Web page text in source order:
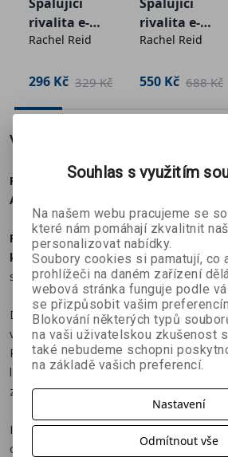
Audiokniha obsahuje explicitní
čtenářům mladším osmnácti let.
O autorovi:
rivalita e-
kniha
Rachel Reid
296 Kč 329 Kč
rivalita e-
kniha +
e-kniha
Rachel Reid
550 Kč 688 Kč
Více o knize
Pojdmě znovu rozpálit sluchátka s
Audiokniha k Dlouhé hře je tady!
Pokračování Spalující rivality – jiskřivá
kterou nebudete chtít odložit!
skutečnosti jsou pro sebe vším.
Deset let. Tak dlouho se Shane Hollander
vídají. Deset let se skrývají před rodinou,
Pokud chce Shane zůstat na vrcholu,
láska vyšla najevo. Miluje Ilju, ale co kdyby
zničila?
Ilja má tajemství po krk. Shane je ve
občas pochybuje, jestli jeho city vůbec
Souhlas s využitím
Na našem webu pracujeme se
které nám pomáhají zkvalitnit
personalizovat nabídky.
Soubory cookies si pamatují, co
prohlížeči na daném zařízení
webová stránka funguje podle
se přizpůsobit vašim
Blokování některých typů
na vaši uživatelskou zkušenost
také nebudeme schopni
na základě vašich preferencí.
Nastavení
Odmítnout vše